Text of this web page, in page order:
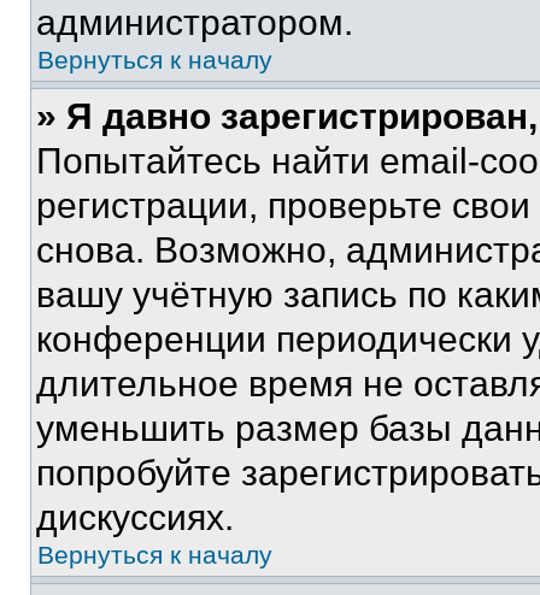
администратором.
Вернуться к началу
» Я давно
Попытайтесь найти email-
регистрации, проверьте
снова. Возможно,
вашу учётную запись по
конференции периодически
длительное время не
уменьшить размер базы
попробуйте
дискуссиях.
Вернуться к началу